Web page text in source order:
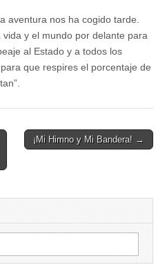
aventura nos ha cogido tarde.
y el mundo por delante para
al Estado y a todos los
que respires el porcentaje de
¡Mi Himno y Mi Bandera! →